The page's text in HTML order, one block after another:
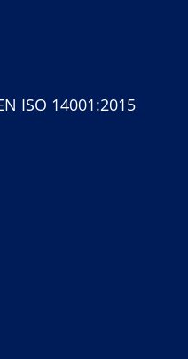
ISO 14001:2015